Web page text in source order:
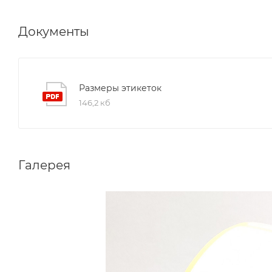
Документы
Размеры этикеток
146,2 кб
Галерея